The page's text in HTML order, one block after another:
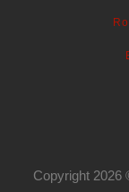
Copyright 2026